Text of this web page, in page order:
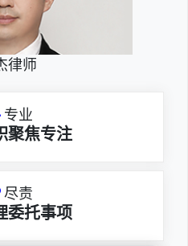
律师
专业
聚焦专注
尽责
委托事项